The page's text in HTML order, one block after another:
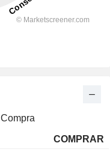
Compra
COMPRAR